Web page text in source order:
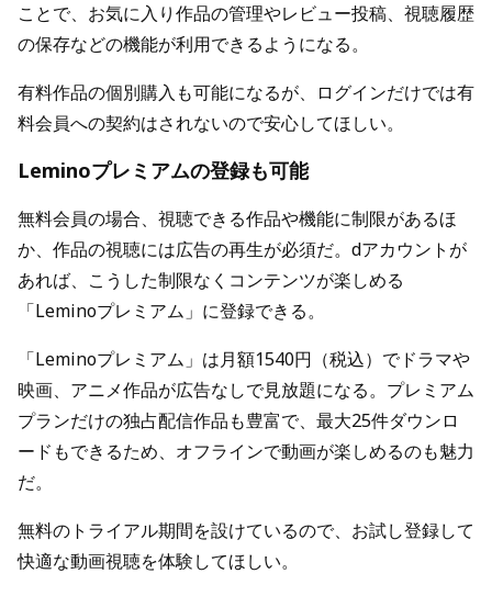
ことで、お気に入り作品の管理やレビュー投稿、視聴履歴
の保存などの機能が利用できるようになる。
有料作品の個別購入も可能になるが、ログインだけでは有
料会員への契約はされないので安心してほしい。
Leminoプレミアムの登録も可能
無料会員の場合、視聴できる作品や機能に制限があるほ
か、作品の視聴には広告の再生が必須だ。dアカウントが
あれば、こうした制限なくコンテンツが楽しめる
「Leminoプレミアム」に登録できる。
「Leminoプレミアム」は月額1540円（税込）でドラマや
映画、アニメ作品が広告なしで見放題になる。プレミアム
プランだけの独占配信作品も豊富で、最大25件ダウンロ
ードもできるため、オフラインで動画が楽しめるのも魅力
だ。
無料のトライアル期間を設けているので、お試し登録して
快適な動画視聴を体験してほしい。